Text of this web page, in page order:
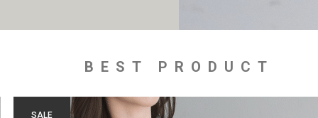
BEST PRODUCT
SALE